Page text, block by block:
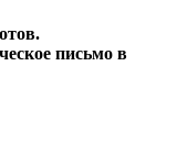
письмо в